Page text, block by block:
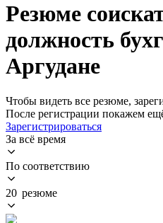
Резюме
должность
Аргудане
Чтобы видеть все резюме,
После регистрации покажем
Зарегистрироваться
За всё время
По соответствию
20 резюме